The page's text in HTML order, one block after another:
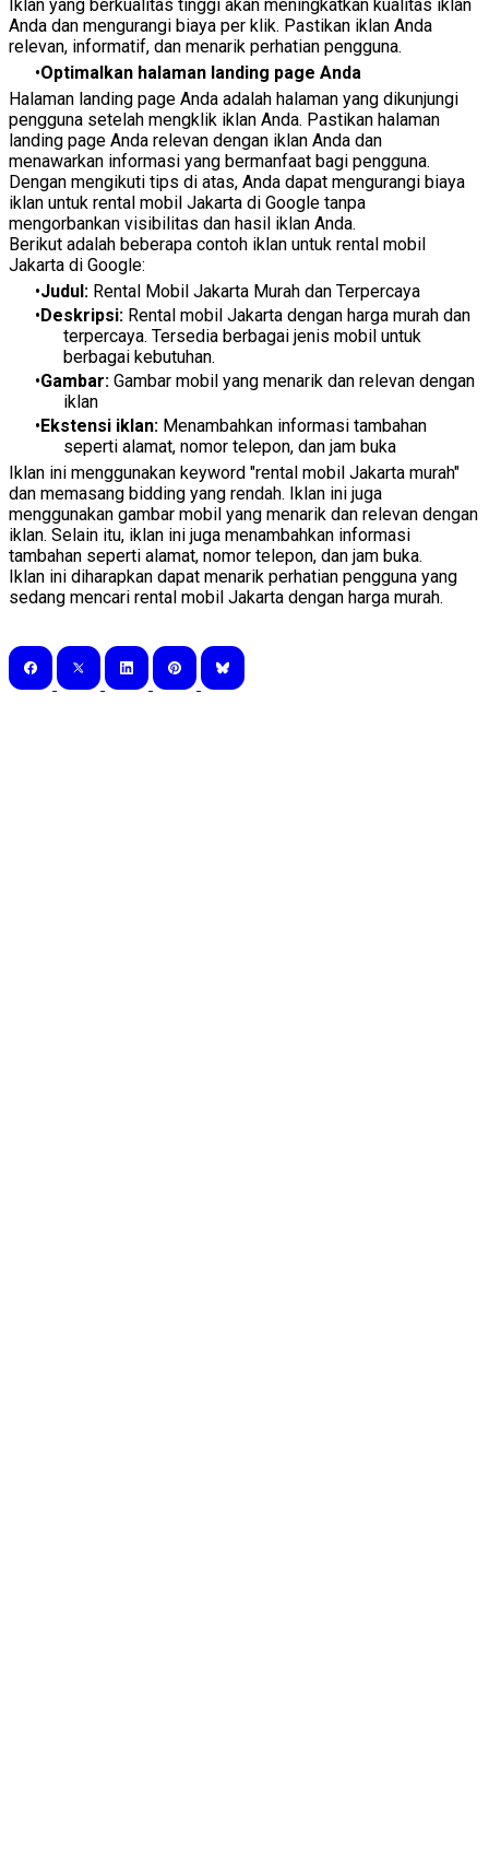
Iklan yang berkualitas tinggi akan meningkatkan kualitas iklan
Anda dan mengurangi biaya per klik. Pastikan iklan Anda
relevan, informatif, dan menarik perhatian pengguna.
Optimalkan halaman landing page Anda
Halaman landing page Anda adalah halaman yang dikunjungi
pengguna setelah mengklik iklan Anda. Pastikan halaman
landing page Anda relevan dengan iklan Anda dan
menawarkan informasi yang bermanfaat bagi pengguna.
Dengan mengikuti tips di atas, Anda dapat mengurangi biaya
iklan untuk rental mobil Jakarta di Google tanpa
mengorbankan visibilitas dan hasil iklan Anda.
Berikut adalah beberapa contoh iklan untuk rental mobil
Jakarta di Google:
Judul: Rental Mobil Jakarta Murah dan Terpercaya
Deskripsi: Rental mobil Jakarta dengan harga murah dan
terpercaya. Tersedia berbagai jenis mobil untuk
berbagai kebutuhan.
Gambar: Gambar mobil yang menarik dan relevan dengan
iklan
Ekstensi iklan: Menambahkan informasi tambahan
seperti alamat, nomor telepon, dan jam buka
Iklan ini menggunakan keyword "rental mobil Jakarta murah"
dan memasang bidding yang rendah. Iklan ini juga
menggunakan gambar mobil yang menarik dan relevan dengan
iklan. Selain itu, iklan ini juga menambahkan informasi
tambahan seperti alamat, nomor telepon, dan jam buka.
Iklan ini diharapkan dapat menarik perhatian pengguna yang
sedang mencari rental mobil Jakarta dengan harga murah.